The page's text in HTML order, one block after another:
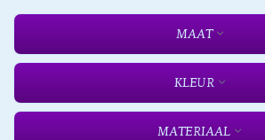
MAAT
KLEUR
MATERIAAL